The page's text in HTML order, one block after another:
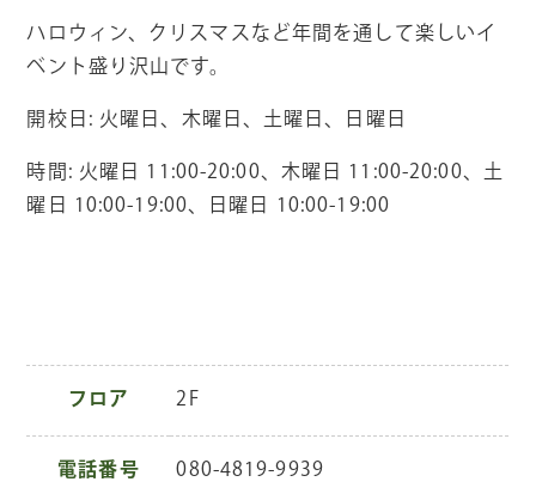
ハロウィン、クリスマスなど年間を通して楽しいイ
ベント盛り沢山です。
開校日: 火曜日、木曜日、土曜日、日曜日
時間: 火曜日 11:00-20:00、木曜日 11:00-20:00、土
曜日 10:00-19:00、日曜日 10:00-19:00
フロア 2F
電話番号 080-4819-9939